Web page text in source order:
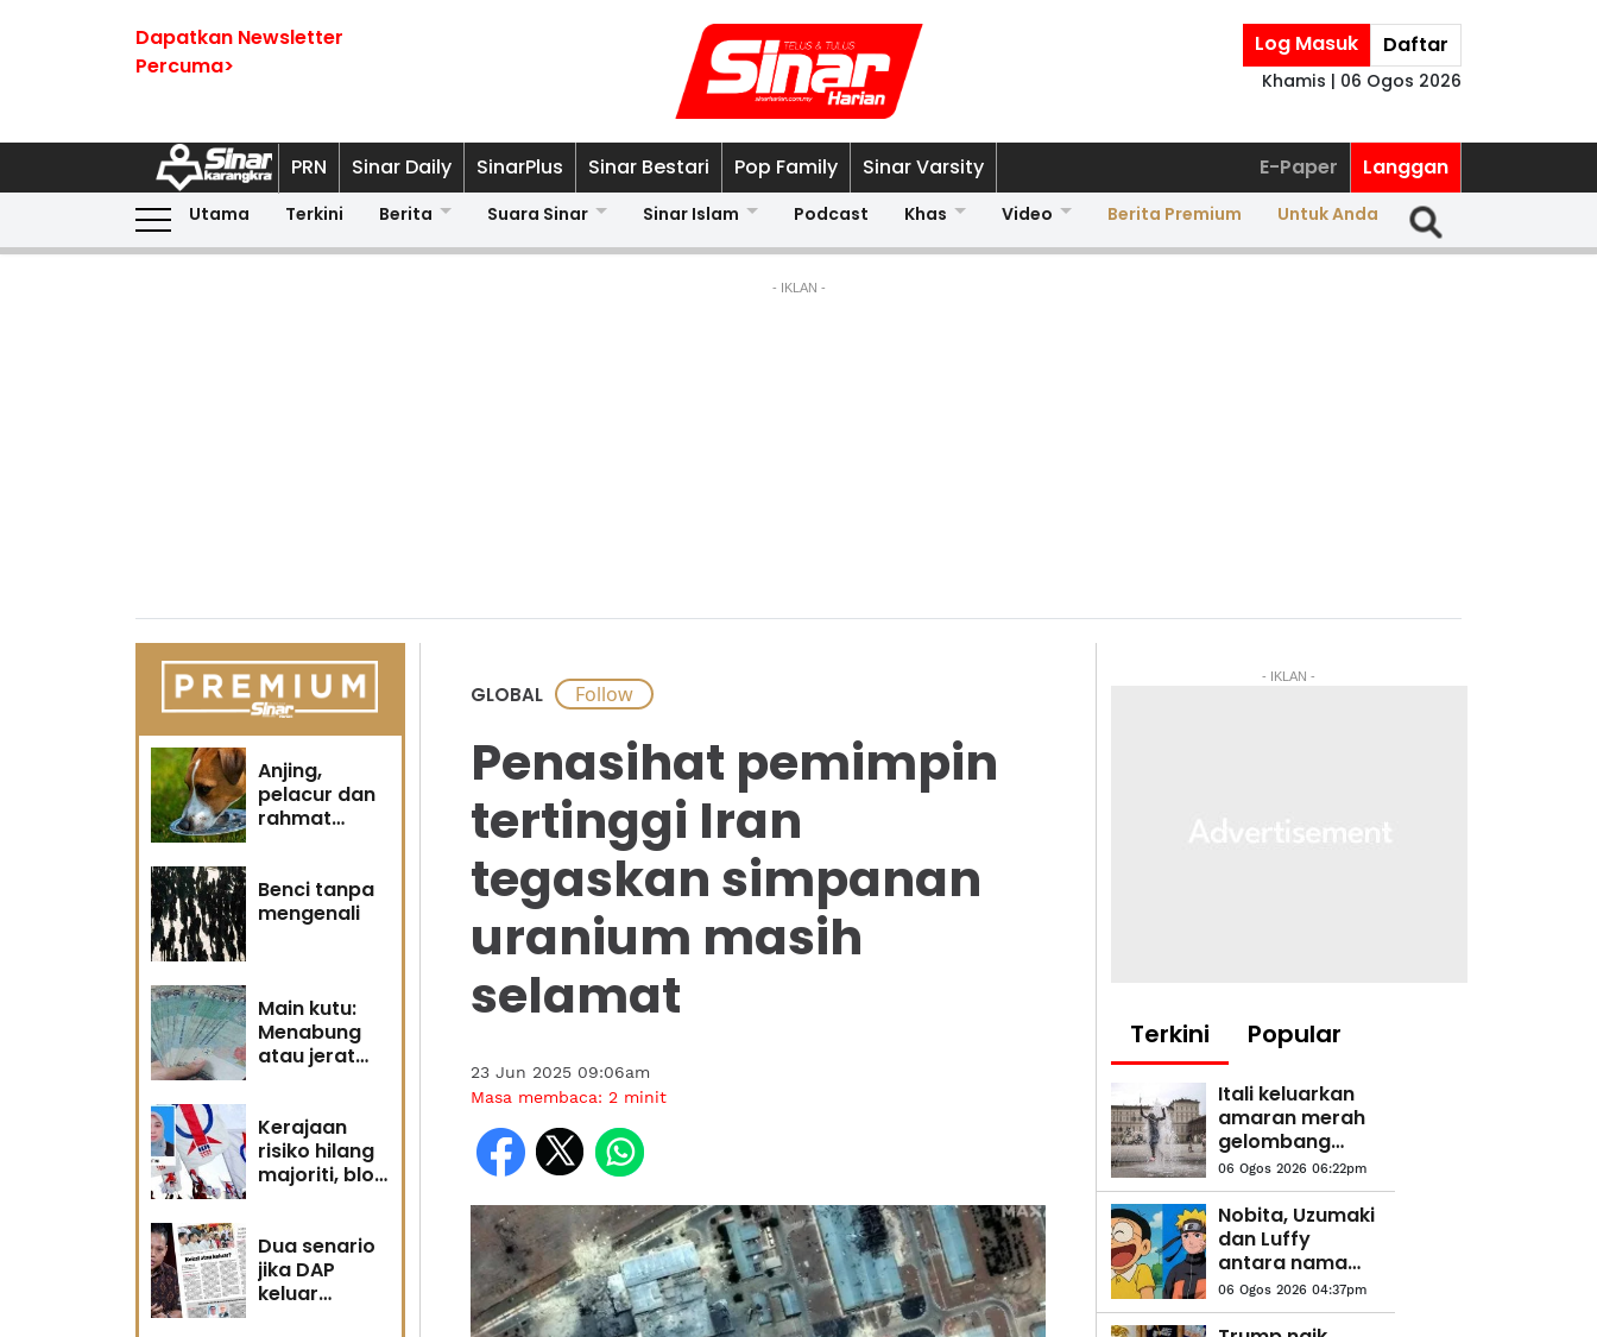
Dapatkan Newsletter
Percuma>
Log Masuk Daftar
Khamis | 06 Ogos 2026
PRN Sinar Daily SinarPlus Sinar Bestari Pop Family Sinar Varsity E-Paper Langgan
Utama Terkini Berita Suara Sinar Sinar Islam Podcast Khas Video Berita Premium Untuk Anda
- IKLAN -
Anjing,
pelacur dan
rahmat
Benci tanpa
mengenali
Main kutu:
Menabung
atau jerat
Kerajaan
risiko hilang
majoriti, blok
semula
Dua senario
jika DAP
keluar
GLOBAL
Penasihat pemimpin
tertinggi Iran
tegaskan simpanan
uranium masih
selamat
23 Jun 2025 09:06am
Masa membaca: 2 minit
- IKLAN -
Terkini Popular
Itali keluarkan
amaran merah
gelombang
haba bagi
semua 27
bandar utama
06 Ogos 2026 06:22pm
Nobita, Uzumaki
dan Luffy
antara nama
pilihan
penduduk
06 Ogos 2026 04:37pm